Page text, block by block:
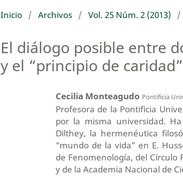
Inicio / Archivos / Vol. 25 Núm. 2 (2013) /
El diálogo posible entre
y el “principio de caridad”
Cecilia Monteagudo Pontificia
Profesora de la Pontificia
por la misma universidad.
Dilthey, la hermenéutica
“mundo de la vida” en E.
de Fenomenología, del
y de la Academia Nacional de